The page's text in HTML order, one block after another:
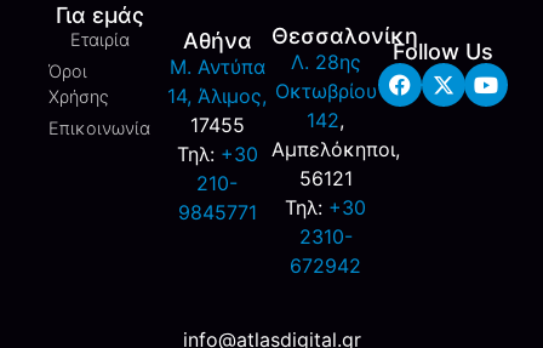
Για εμάς
Εταιρία
Όροι
Χρήσης
Επικοινωνία
Αθήνα
M. Αντύπα
14, Άλιμος,
17455
Τηλ: +30
210-
9845771
Θεσσαλονίκη
Λ. 28ης
Οκτωβρίου
142,
Αμπελόκηποι,
56121
Τηλ: +30
2310-
672942
Follow Us
info@atlasdigital.gr